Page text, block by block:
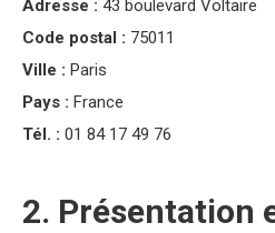
Adresse : 43 boulevard Voltaire
Code postal : 75011
Ville : Paris
Pays : France
Tél. : 01 84 17 49 76
2. Présentation